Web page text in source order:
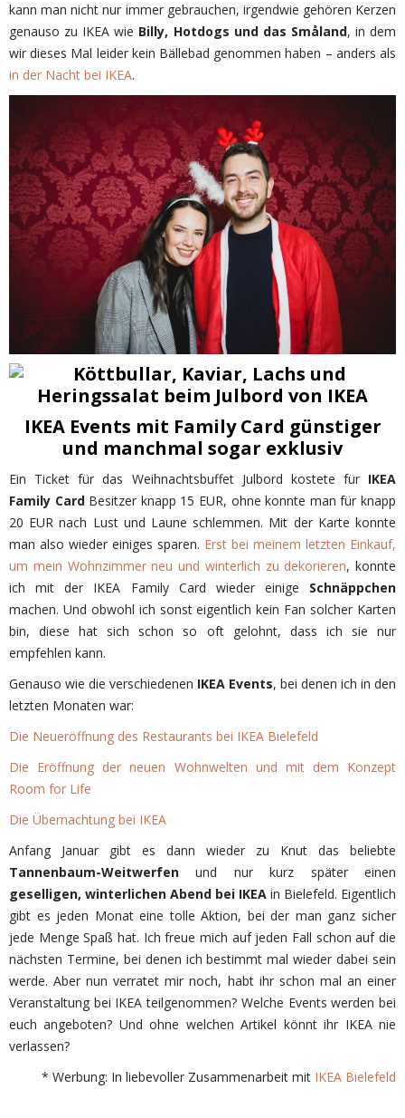
kann man nicht nur immer gebrauchen, irgendwie gehören Kerzen
genauso zu IKEA wie Billy, Hotdogs und das Småland, in dem
wir dieses Mal leider kein Bällebad genommen haben – anders als
in der Nacht bei IKEA.
IKEA Events mit Family Card günstiger
und manchmal sogar exklusiv
Ein Ticket für das Weihnachtsbuffet Julbord kostete für IKEA
Family CardBesitzer knapp 15 EUR, ohne konnte man für knapp
20 EUR nach Lust und Laune schlemmen. Mit der Karte konnte
man also wieder einiges sparen. Erst bei meinem letzten Einkauf,
um mein Wohnzimmer neu und winterlich zu dekorieren, konnte
ich mit der IKEA Family Card wieder einige Schnäppchen
machen. Und obwohl ich sonst eigentlich kein Fan solcher Karten
bin, diese hat sich schon so oft gelohnt, dass ich sie nur
empfehlen kann.
Genauso wie die verschiedenen IKEA Events, bei denen ich in den
letzten Monaten war:
Die Neueröffnung des Restaurants bei IKEA Bielefeld
Die Eröffnung der neuen Wohnwelten und mit dem Konzept
Room for Life
Die Übernachtung bei IKEA
Anfang Januar gibt es dann wieder zu Knut das beliebte
Tannenbaum-Weitwerfen und nur kurz später einen
geselligen, winterlichen Abend bei IKEA in Bielefeld. Eigentlich
gibt es jeden Monat eine tolle Aktion, bei der man ganz sicher
jede Menge Spaß hat. Ich freue mich auf jeden Fall schon auf die
nächsten Termine, bei denen ich bestimmt mal wieder dabei sein
werde. Aber nun verratet mir noch, habt ihr schon mal an einer
Veranstaltung bei IKEA teilgenommen? Welche Events werden bei
euch angeboten? Und ohne welchen Artikel könnt ihr IKEA nie
verlassen?
* Werbung: In liebevoller Zusammenarbeit mit IKEA Bielefeld